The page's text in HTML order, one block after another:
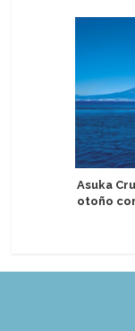
Asuka
otoño